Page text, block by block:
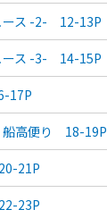
ース -2- 12-13P
ース -3- 14-15P
17P
船高便り 18-19P
21P
23P